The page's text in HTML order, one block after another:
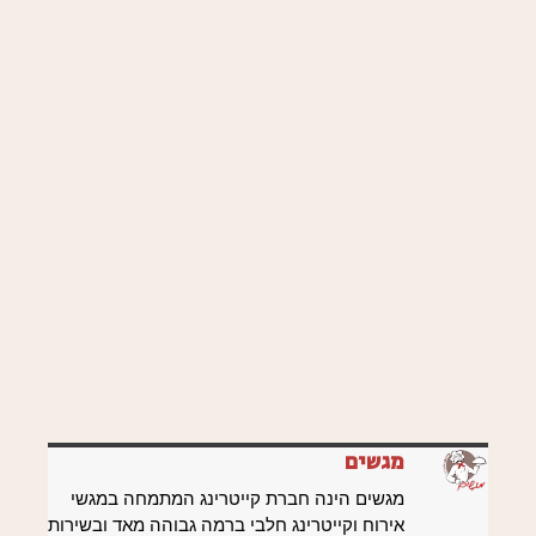
מגשים
מגשים הינה חברת קייטרינג המתמחה במגשי
אירוח וקייטרינג חלבי ברמה גבוהה מאד ובשירות